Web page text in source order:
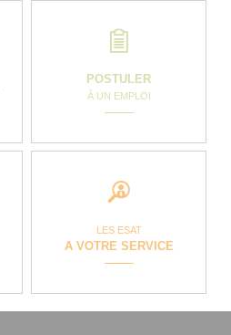
POSTULER
À UN EMPLOI
LES ESAT
A VOTRE SERVICE